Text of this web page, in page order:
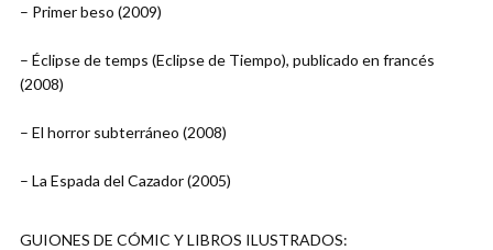
– Primer beso (2009)
– Éclipse de temps (Eclipse de Tiempo), publicado en francés
(2008)
– El horror subterráneo (2008)
– La Espada del Cazador (2005)
GUIONES DE CÓMIC Y LIBROS ILUSTRADOS: